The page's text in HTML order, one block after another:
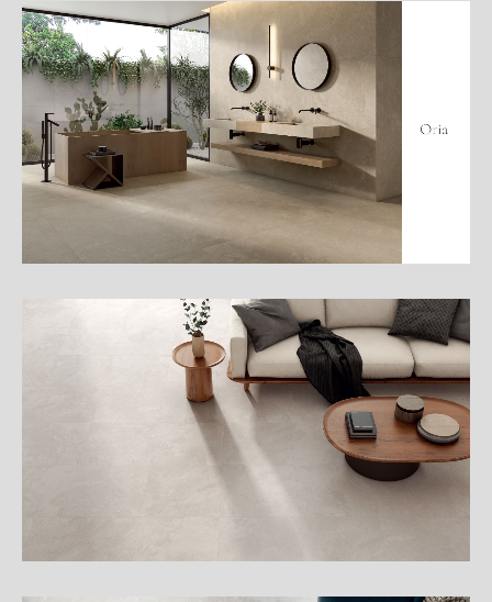
細
介